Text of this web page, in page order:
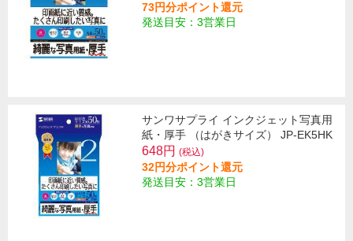
73円分ポイント還元
発送目安：3営業日
サンワサプライ インクジェット写真用
紙・厚手 （はがきサイズ） JP-EK5HK
648円 (税込)
32円分ポイント還元
発送目安：3営業日